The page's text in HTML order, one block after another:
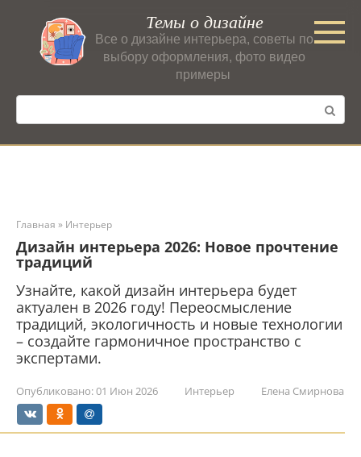
контенту
Темы о дизайне
Все о дизайне интерьера, советы по
выбору оформления, фото видео
примеры
Поиск:
Главная » Интерьер
Дизайн интерьера 2026: Новое прочтение
традиций
Узнайте, какой дизайн интерьера будет
актуален в 2026 году! Переосмысление
традиций, экологичность и новые технологии
– создайте гармоничное пространство с
экспертами.
Опубликовано:01 Июн 2026 Интерьер Елена Смирнова